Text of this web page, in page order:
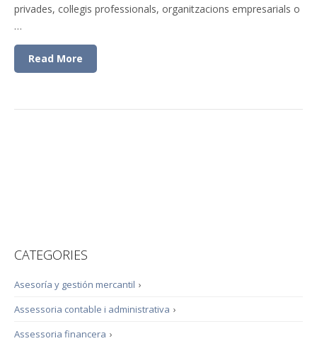
privades, col·legis professionals, organitzacions empresarials o
…
Read More
CATEGORIES
›
Asesoría y gestión mercantil
›
Assessoria contable i administrativa
›
Assessoria financera